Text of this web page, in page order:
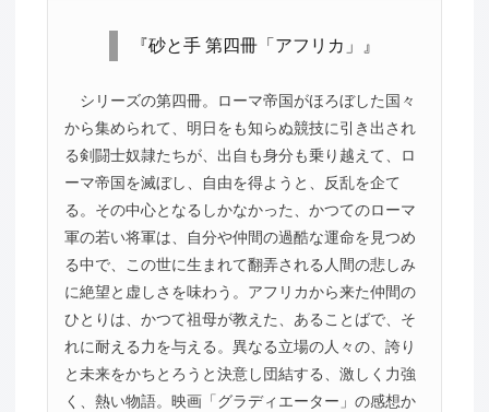
『砂と手 第四冊「アフリカ」』
シリーズの第四冊。ローマ帝国がほろぼした国々
から集められて、明日をも知らぬ競技に引き出され
る剣闘士奴隷たちが、出自も身分も乗り越えて、ロ
ーマ帝国を滅ぼし、自由を得ようと、反乱を企て
る。その中心となるしかなかった、かつてのローマ
軍の若い将軍は、自分や仲間の過酷な運命を見つめ
る中で、この世に生まれて翻弄される人間の悲しみ
に絶望と虚しさを味わう。アフリカから来た仲間の
ひとりは、かつて祖母が教えた、あることばで、そ
れに耐える力を与える。異なる立場の人々の、誇り
と未来をかちとろうと決意し団結する、激しく力強
く、熱い物語。映画「グラディエーター」の感想か